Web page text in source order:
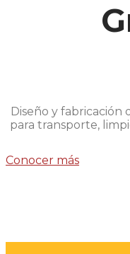
Diseño y fabricación
para transporte,
Conocer más